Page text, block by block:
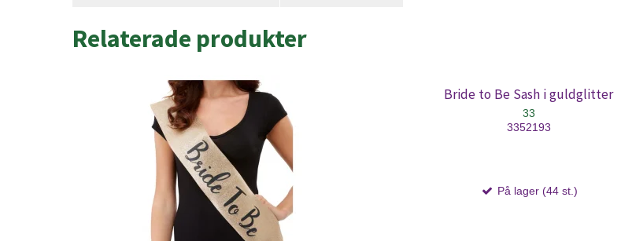
Relaterade produkter
Bride to Be Sash i guldglitter
33
3352193
På lager (44 st.)